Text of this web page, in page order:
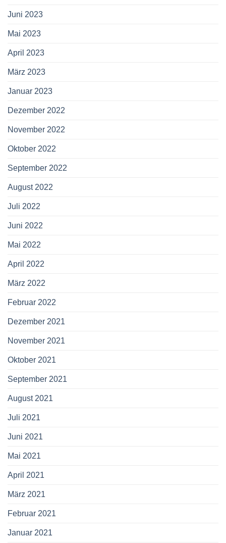
Juni 2023
Mai 2023
April 2023
März 2023
Januar 2023
Dezember 2022
November 2022
Oktober 2022
September 2022
August 2022
Juli 2022
Juni 2022
Mai 2022
April 2022
März 2022
Februar 2022
Dezember 2021
November 2021
Oktober 2021
September 2021
August 2021
Juli 2021
Juni 2021
Mai 2021
April 2021
März 2021
Februar 2021
Januar 2021